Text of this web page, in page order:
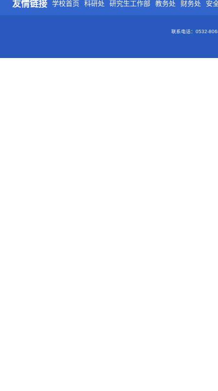
友情链接 学校首页 科研处 研究生工作部 教务处 财务处 安
联系电话：0532-